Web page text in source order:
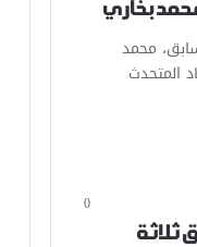
بخاري
محمد
أفاد المتحدث
0
ثلاثة